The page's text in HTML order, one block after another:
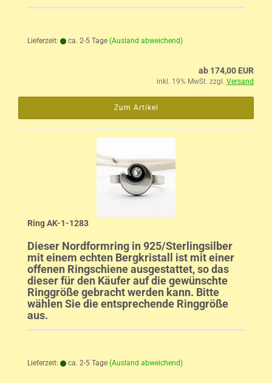
Lieferzeit: ca. 2-5 Tage (Ausland abweichend)
ab 174,00 EUR
inkl. 19% MwSt. zzgl. Versand
Zum Artikel
Ring AK-1-1283
Dieser Nordformring in 925/Sterlingsilber
mit einem echten Bergkristall ist mit einer
offenen Ringschiene ausgestattet, so das
dieser für den Käufer auf die gewünschte
Ringgröße gebracht werden kann. Bitte
wählen Sie die entsprechende Ringgröße
aus.
Lieferzeit: ca. 2-5 Tage (Ausland abweichend)